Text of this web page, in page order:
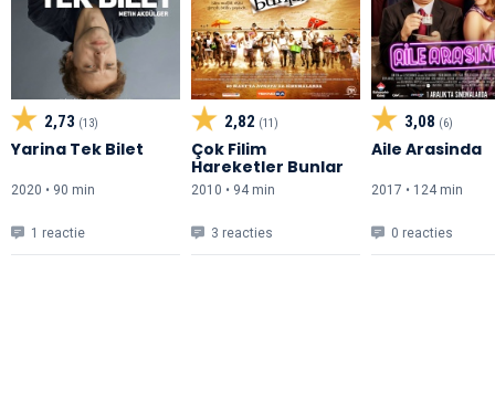
2,73 (13)
Yarina Tek Bilet
2020 • 90 min
1 reactie
2,82 (11)
Çok Filim
Hareketler Bunlar
2010 • 94 min
3 reacties
3,08 (6)
Aile Arasinda
2017 • 124 min
0 reacties